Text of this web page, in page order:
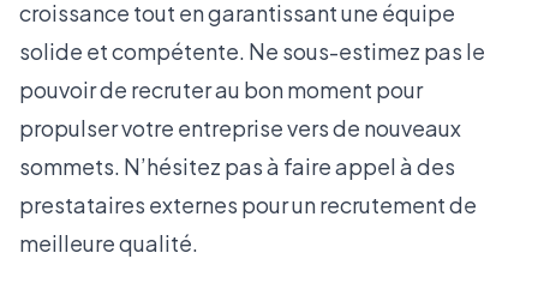
croissance tout en garantissant une équipe
solide et compétente. Ne sous-estimez pas le
pouvoir de recruter au bon moment pour
propulser votre entreprise vers de nouveaux
sommets. N’hésitez pas à faire appel à des
prestataires externes pour un recrutement de
meilleure qualité.